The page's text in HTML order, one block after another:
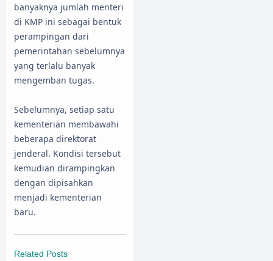
banyaknya jumlah menteri
di KMP ini sebagai bentuk
perampingan dari
pemerintahan sebelumnya
yang terlalu banyak
mengemban tugas.
Sebelumnya, setiap satu
kementerian membawahi
beberapa direktorat
jenderal. Kondisi tersebut
kemudian dirampingkan
dengan dipisahkan
menjadi kementerian
baru.
Related Posts